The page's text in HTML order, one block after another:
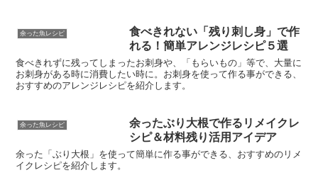
余った魚レシピ
食べきれない「残り刺し身」で作
れる！簡単アレンジレシピ５選
食べきれずに残ってしまったお刺身や、「もらいもの」等で、大量に
お刺身がある時に消費したい時に。お刺身を使って作る事ができる、
おすすめのアレンジレシピを紹介します。
余った魚レシピ
余ったぶり大根で作るリメイクレ
シピ＆材料残り活用アイデア
余った「ぶり大根」を使って簡単に作る事ができる、おすすめのリメ
イクレシピを紹介します。